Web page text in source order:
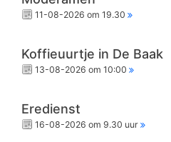
11-08-2026 om 19.30
Koffieuurtje in De Baak
13-08-2026 om 10:00
Eredienst
16-08-2026 om 9.30 uur